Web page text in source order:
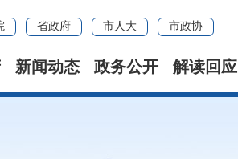
省政府 市人大 市政协
新闻动态 政务公开 解读回应